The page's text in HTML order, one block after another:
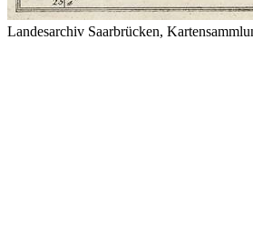
Landesarchiv Saarbrücken,